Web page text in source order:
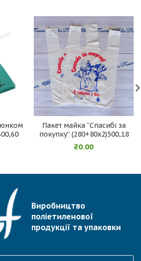
Пакет майка “Спасибі за
покупку” (280+80х2)500,18
₴0.00
Виробництво
поліетиленової
продукції та упаковки